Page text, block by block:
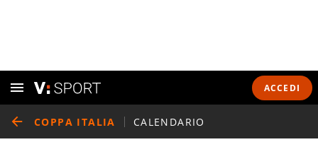
ACCEDI
COPPA ITALIA CALENDARIO